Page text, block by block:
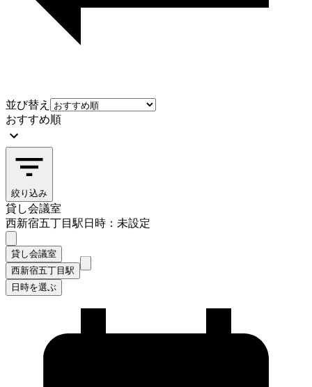
並び替え
おすすめ順
絞り込み
貸し会議室
西新宿五丁目駅日時：未設定
貸し会議室
西新宿五丁目駅
日時を選ぶ